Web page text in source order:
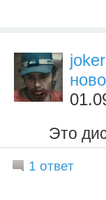
Это
1 ответ